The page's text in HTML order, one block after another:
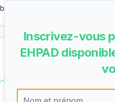
les-Bains
Inscrivez-vous
EHPAD